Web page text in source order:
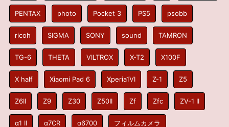
PENTAX photo Pocket 3 PS5 psobb
ricoh SIGMA SONY sound TAMRON
TG-6 THETA VILTROX X-T2 X100F
X half Xiaomi Pad 6 Xperia1VI Z-1 Z5
Z6II Z9 Z30 Z50II Zf Zfc ZV-1 II
α1 II α7CR α6700 フィルムカメラ